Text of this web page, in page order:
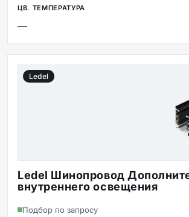
—
Ledel
Ledel Шинопровод
внутреннего освещения
Подбор по запросу